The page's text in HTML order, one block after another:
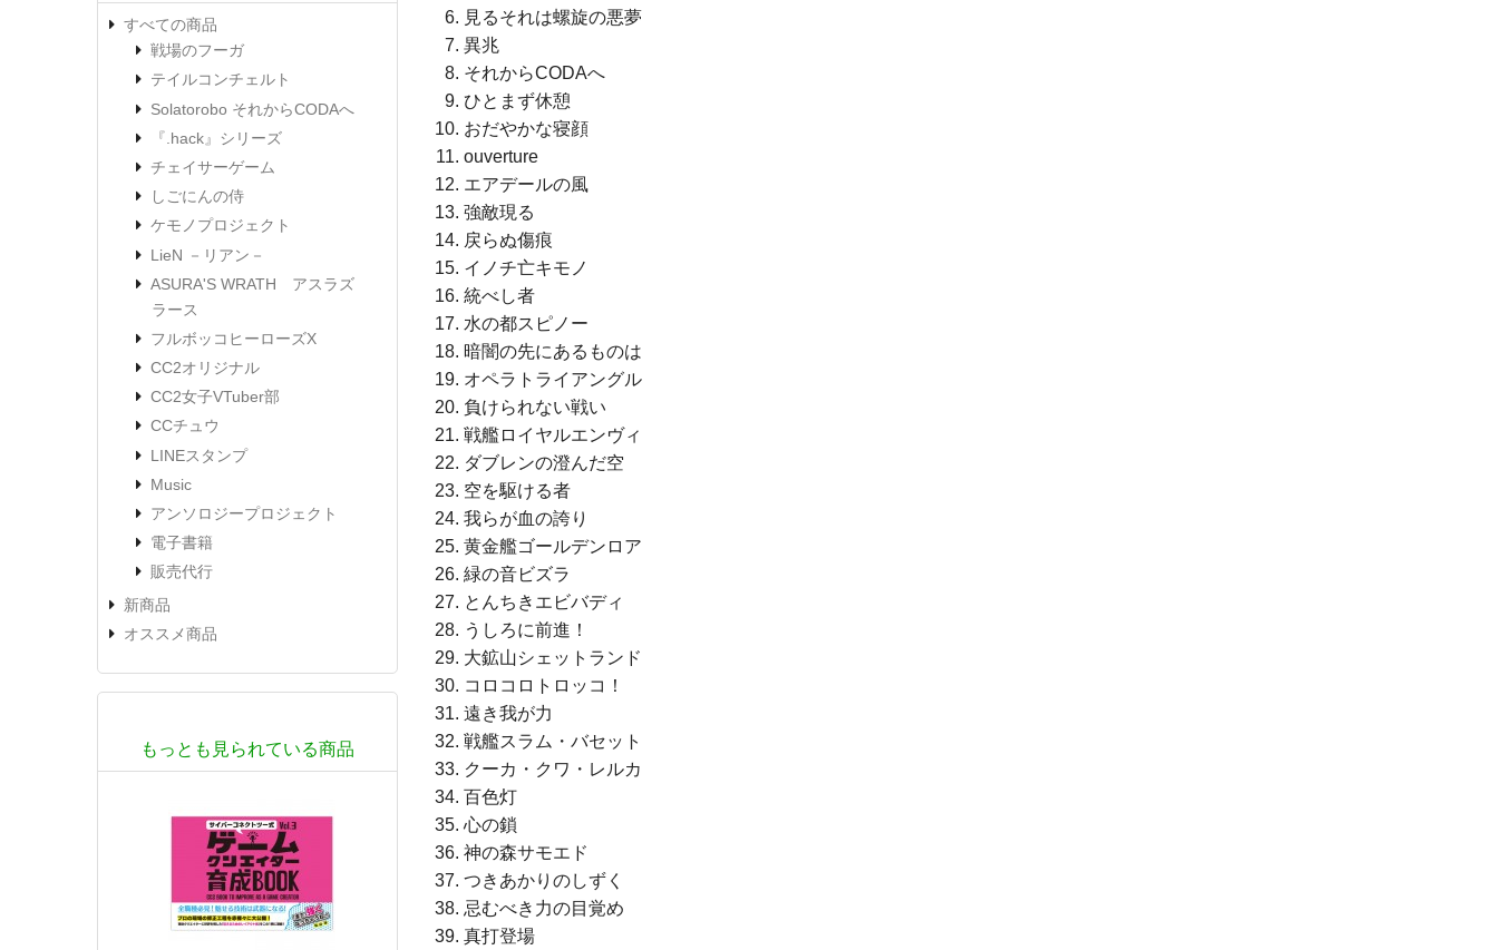
見るそれは螺旋の悪夢
異兆
それからCODAへ
ひとまず休憩
おだやかな寝顔
ouverture
エアデールの風
強敵現る
戻らぬ傷痕
イノチ亡キモノ
統べし者
水の都スピノー
暗闇の先にあるものは
オペラトライアングル
負けられない戦い
戦艦ロイヤルエンヴィ
ダブレンの澄んだ空
空を駆ける者
我らが血の誇り
黄金艦ゴールデンロア
緑の音ビズラ
とんちきエビバディ
うしろに前進！
大鉱山シェットランド
コロコロトロッコ！
遠き我が力
戦艦スラム・バセット
クーカ・クワ・レルカ
百色灯
心の鎖
神の森サモエド
つきあかりのしずく
忌むべき力の目覚め
真打登場
すべての商品
戦場のフーガ
テイルコンチェルト
Solatorobo それからCODAへ
『.hack』シリーズ
チェイサーゲーム
しごにんの侍
ケモノプロジェクト
LieN －リアン－
ASURA'S WRATH アスラズ
ラース
フルボッコヒーローズX
CC2オリジナル
CC2女子VTuber部
CCチュウ
LINEスタンプ
Music
アンソロジープロジェクト
電子書籍
販売代行
新商品
オススメ商品
もっとも見られている商品